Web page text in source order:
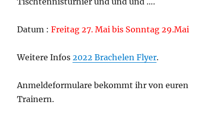
Datum :Freitag 27. Mai bis Sonntag 29.Mai
Weitere Infos2022 Brachelen Flyer.
Anmeldeformulare bekommt ihr von euren
Trainern.